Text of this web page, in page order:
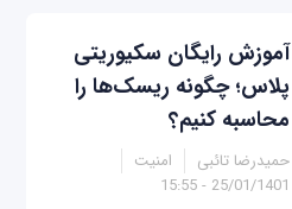
آموزش رایگان سکیوریتی
پلاس؛ چگونه ریسک‌ها را
محاسبه کنیم؟
حمیدرضا تائبی
امنیت
25/01/1401 - 15:55